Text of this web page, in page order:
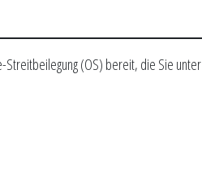
Streitbeilegung (OS) bereit, die Sie unter